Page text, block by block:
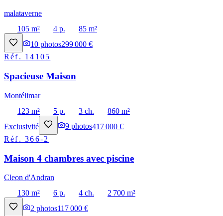
malataverne
105 m²
4 p.
85 m²
10 photos299 000 €
Réf. 14105
Spacieuse Maison
Montélimar
123 m²
5 p. 3 ch.
860 m²
Exclusivité
9 photos417 000 €
Réf.366-2
Maison 4 chambres avec piscine
Cleon d'Andran
130 m²
6 p. 4 ch.
2 700 m²
2 photos117 000 €